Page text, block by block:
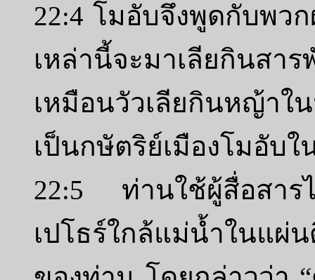
22:4 โมอับจึงพูดกับพว
เหล่านี้จะมาเลียกินสา
เหมือนวัวเลียกินหญ้า
เป็นกษัตริย์เมืองโมอับใ
22:5 ท่านใช้ผู้สื่อสารไ
เปโธร์ใกล้แม่น้ำในแผ่